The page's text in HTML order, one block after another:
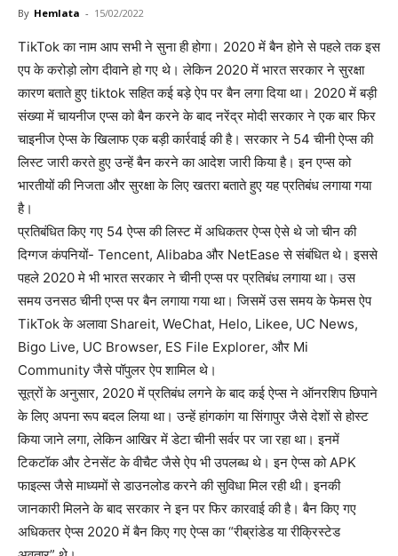
By Hemlata - 15/02/2022
TikTok का नाम आप सभी ने सुना ही होगा। 2020 में बैन होने से पहले तक इस
एप के करोड़ो लोग दीवाने हो गए थे। लेकिन 2020 में भारत सरकार ने सुरक्षा
कारण बताते हुए tiktok सहित कई बड़े ऐप पर बैन लगा दिया था। 2020 में बड़ी
संख्या में चायनीज एप्स को बैन करने के बाद नरेंद्र मोदी सरकार ने एक बार फिर
चाइनीज ऐप्स के खिलाफ एक बड़ी कार्रवाई की है। सरकार ने 54 चीनी ऐप्स की
लिस्ट जारी करते हुए उन्हें बैन करने का आदेश जारी किया है। इन एप्स को
भारतीयों की निजता और सुरक्षा के लिए खतरा बताते हुए यह प्रतिबंध लगाया गया
है।
प्रतिबंधित किए गए 54 ऐप्स की लिस्ट में अधिकतर ऐप्स ऐसे थे जो चीन की
दिग्गज कंपनियों- Tencent, Alibaba और NetEase से संबंधित थे। इससे
पहले 2020 मे भी भारत सरकार ने चीनी एप्स पर प्रतिबंध लगाया था। उस
समय उनसठ चीनी एप्स पर बैन लगाया गया था। जिसमें उस समय के फेमस ऐप
TikTok के अलावा Shareit, WeChat, Helo, Likee, UC News,
Bigo Live, UC Browser, ES File Explorer, और Mi
Community जैसे पॉपुलर ऐप शामिल थे।
सूत्रों के अनुसार, 2020 में प्रतिबंध लगने के बाद कई ऐप्स ने ऑनरशिप छिपाने
के लिए अपना रूप बदल लिया था। उन्हें हांगकांग या सिंगापुर जैसे देशों से होस्ट
किया जाने लगा, लेकिन आखिर में डेटा चीनी सर्वर पर जा रहा था। इनमें
टिकटॉक और टेनसेंट के वीचैट जैसे ऐप भी उपलब्ध थे। इन ऐप्स को APK
फाइल्स जैसे माध्यमों से डाउनलोड करने की सुविधा मिल रही थी। इनकी
जानकारी मिलने के बाद सरकार ने इन पर फिर कारवाई की है। बैन किए गए
अधिकतर ऐप्स 2020 में बैन किए गए ऐप्स का “रीब्रांडेड या रीक्रिस्टेड